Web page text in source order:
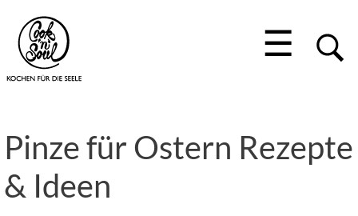
☰
Pinze für Ostern Rezepte
& Ideen